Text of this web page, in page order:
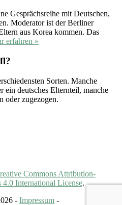
Gesprächsreihe mit Deutschen,
Moderator ist der Berliner
aus Korea kommen. Das
erfahren »
Sorten. Manche
ein deutsches Elternteil, manche
oder zugezogen.
Commons Attribution-
International License.
- Impressum -